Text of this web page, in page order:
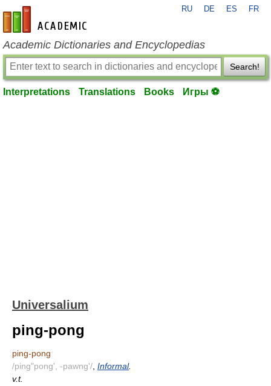
en-academic.com
RU DE ES FR
Academic Dictionaries and Encyclopedias
Search!
Interpretations Translations Books Игры ⚽
Universalium
ping-pong
ping-pong
/ping"pong', -pawng'/ Informal.
v.t.